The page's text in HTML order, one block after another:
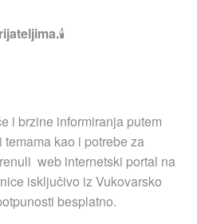
🕯
i brzine informiranja putem
kao i potrebe za
web internetski portal na
isključivo iz Vukovarsko
besplatno.